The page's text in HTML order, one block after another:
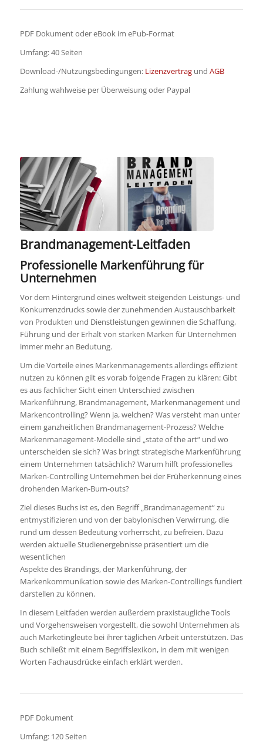
PDF Dokument oder eBook im ePub-Format
Umfang: 40 Seiten
Download-/Nutzungsbedingungen: Lizenzvertragund AGB
Zahlung wahlweise per Überweisung oder Paypal
Brandmanagement-Leitfaden
Professionelle Markenführung für
Unternehmen
Vor dem Hintergrund eines weltweit steigenden Leistungs- und
Konkurrenzdrucks sowie der zunehmenden Austauschbarkeit
von Produkten und Dienstleistungen gewinnen die Schaffung,
Führung und der Erhalt von starken Marken für Unternehmen
immer mehr an Bedutung.
Um die Vorteile eines Markenmanagements allerdings effizient
nutzen zu können gilt es vorab folgende Fragen zu klären: Gibt
es aus fachlicher Sicht einen Unterschied zwischen
Markenführung, Brandmanagement, Markenmanagement und
Markencontrolling? Wenn ja, welchen? Was versteht man unter
einem ganzheitlichen Brandmanagement-Prozess? Welche
Markenmanagement-Modelle sind „state of the art“ und wo
unterscheiden sie sich? Was bringt strategische Markenführung
einem Unternehmen tatsächlich? Warum hilft professionelles
Marken-Controlling Unternehmen bei der Früherkennung eines
drohenden Marken-Burn-outs?
Ziel dieses Buchs ist es, den Begriff „Brandmanagement“ zu
entmystifizieren und von der babylonischen Verwirrung, die
rund um dessen Bedeutung vorherrscht, zu befreien. Dazu
werden aktuelle Studienergebnisse präsentiert um die
wesentlichen
Aspekte des Brandings, der Markenführung, der
Markenkommunikation sowie des Marken-Controllings fundiert
darstellen zu können.
In diesem Leitfaden werden außerdem praxistaugliche Tools
und Vorgehensweisen vorgestellt, die sowohl Unternehmen als
auch Marketingleute bei ihrer täglichen Arbeit unterstützen. Das
Buch schließt mit einem Begriffslexikon, in dem mit wenigen
Worten Fachausdrücke einfach erklärt werden.
PDF Dokument
Umfang: 120 Seiten